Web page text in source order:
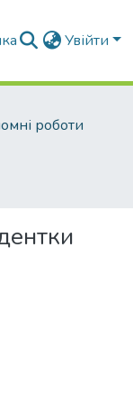
Увійти
роботи